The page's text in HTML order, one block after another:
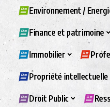
Environnement /
Finance et patrimoine
Immobilier
Propriété intellectuelle
Droit Public